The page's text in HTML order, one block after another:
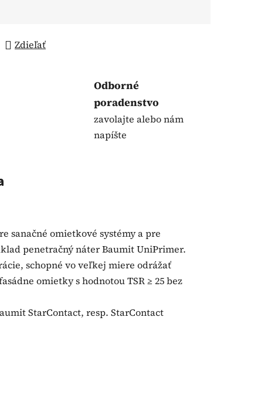
Zdieľať
Odborné
poradenstvo
zavolajte alebo nám
napíšte
sanačné omietkové systémy a pre
penetračný náter Baumit UniPrimer.
schopné vo veľkej miere odrážať
omietky s hodnotou TSR ≥ 25 bez
StarContact, resp. StarContact